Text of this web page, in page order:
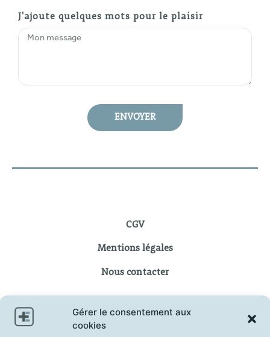
Gérer le consentement aux
cookies
J'ajoute quelques mots pour le plaisir
ENVOYER
CGV
Mentions légales
Nous contacter